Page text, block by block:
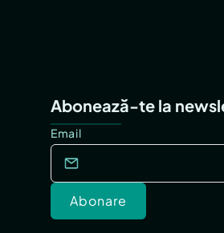
Abonează-te la
Email
Abonare